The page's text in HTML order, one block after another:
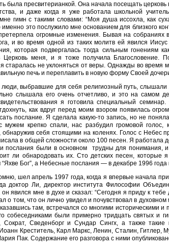
была пресвитерианкой. Она начала посещать
и даже когда я уже работала школьной
гимн с такими словами: “Моя душа иссохла, как
это послужило мне основанием для близкого
огромные изменения. Бывая на собраниях
и во время одной из таких молитв ей явился
которая подвергалась тогда сильным гонениям
Церковь меня, и я тоже получила Благословение.
старалась не уклоняться от веры. Однажды во время
печь и переплавить в новую форму Своей
люди, выбравшие для себя религиозный путь, слышали
слышала его очень отчетливо, и это на самом
я готовила специальный
как вдруг перед моим взором появилась
послание. Я сделала какую-то запись, но не
мужем крепко спали, нас разбудил громовой
обнаружив себя стоящими на коленях. Голос с Небес
в общей сложности около 100 песен. Я работала
послания были в основном трудны для понимания,
ли обнародовать их. Сто детских песен,
Бог”, а Небесные послания — в декабре 1996
шел апрель 1997 года, когда я впервые начала
доктор Ли, директор института Философии
явился мне в духе и сказал: “Сегодня я приду к
о том, что он лично увидел и почувствовал в
там, встречался со многими историческими
собеседниками были примерно тридцать святых и
Сократ, Сведенборг и Сундар Сингх, а также
Иоанн Креститель, Карл Маркс, Ленин, Сталин,
Пак. Содержание его разговора с ними